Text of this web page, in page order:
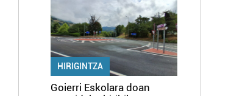
HIRIGINTZA
Goierri Eskolara doan